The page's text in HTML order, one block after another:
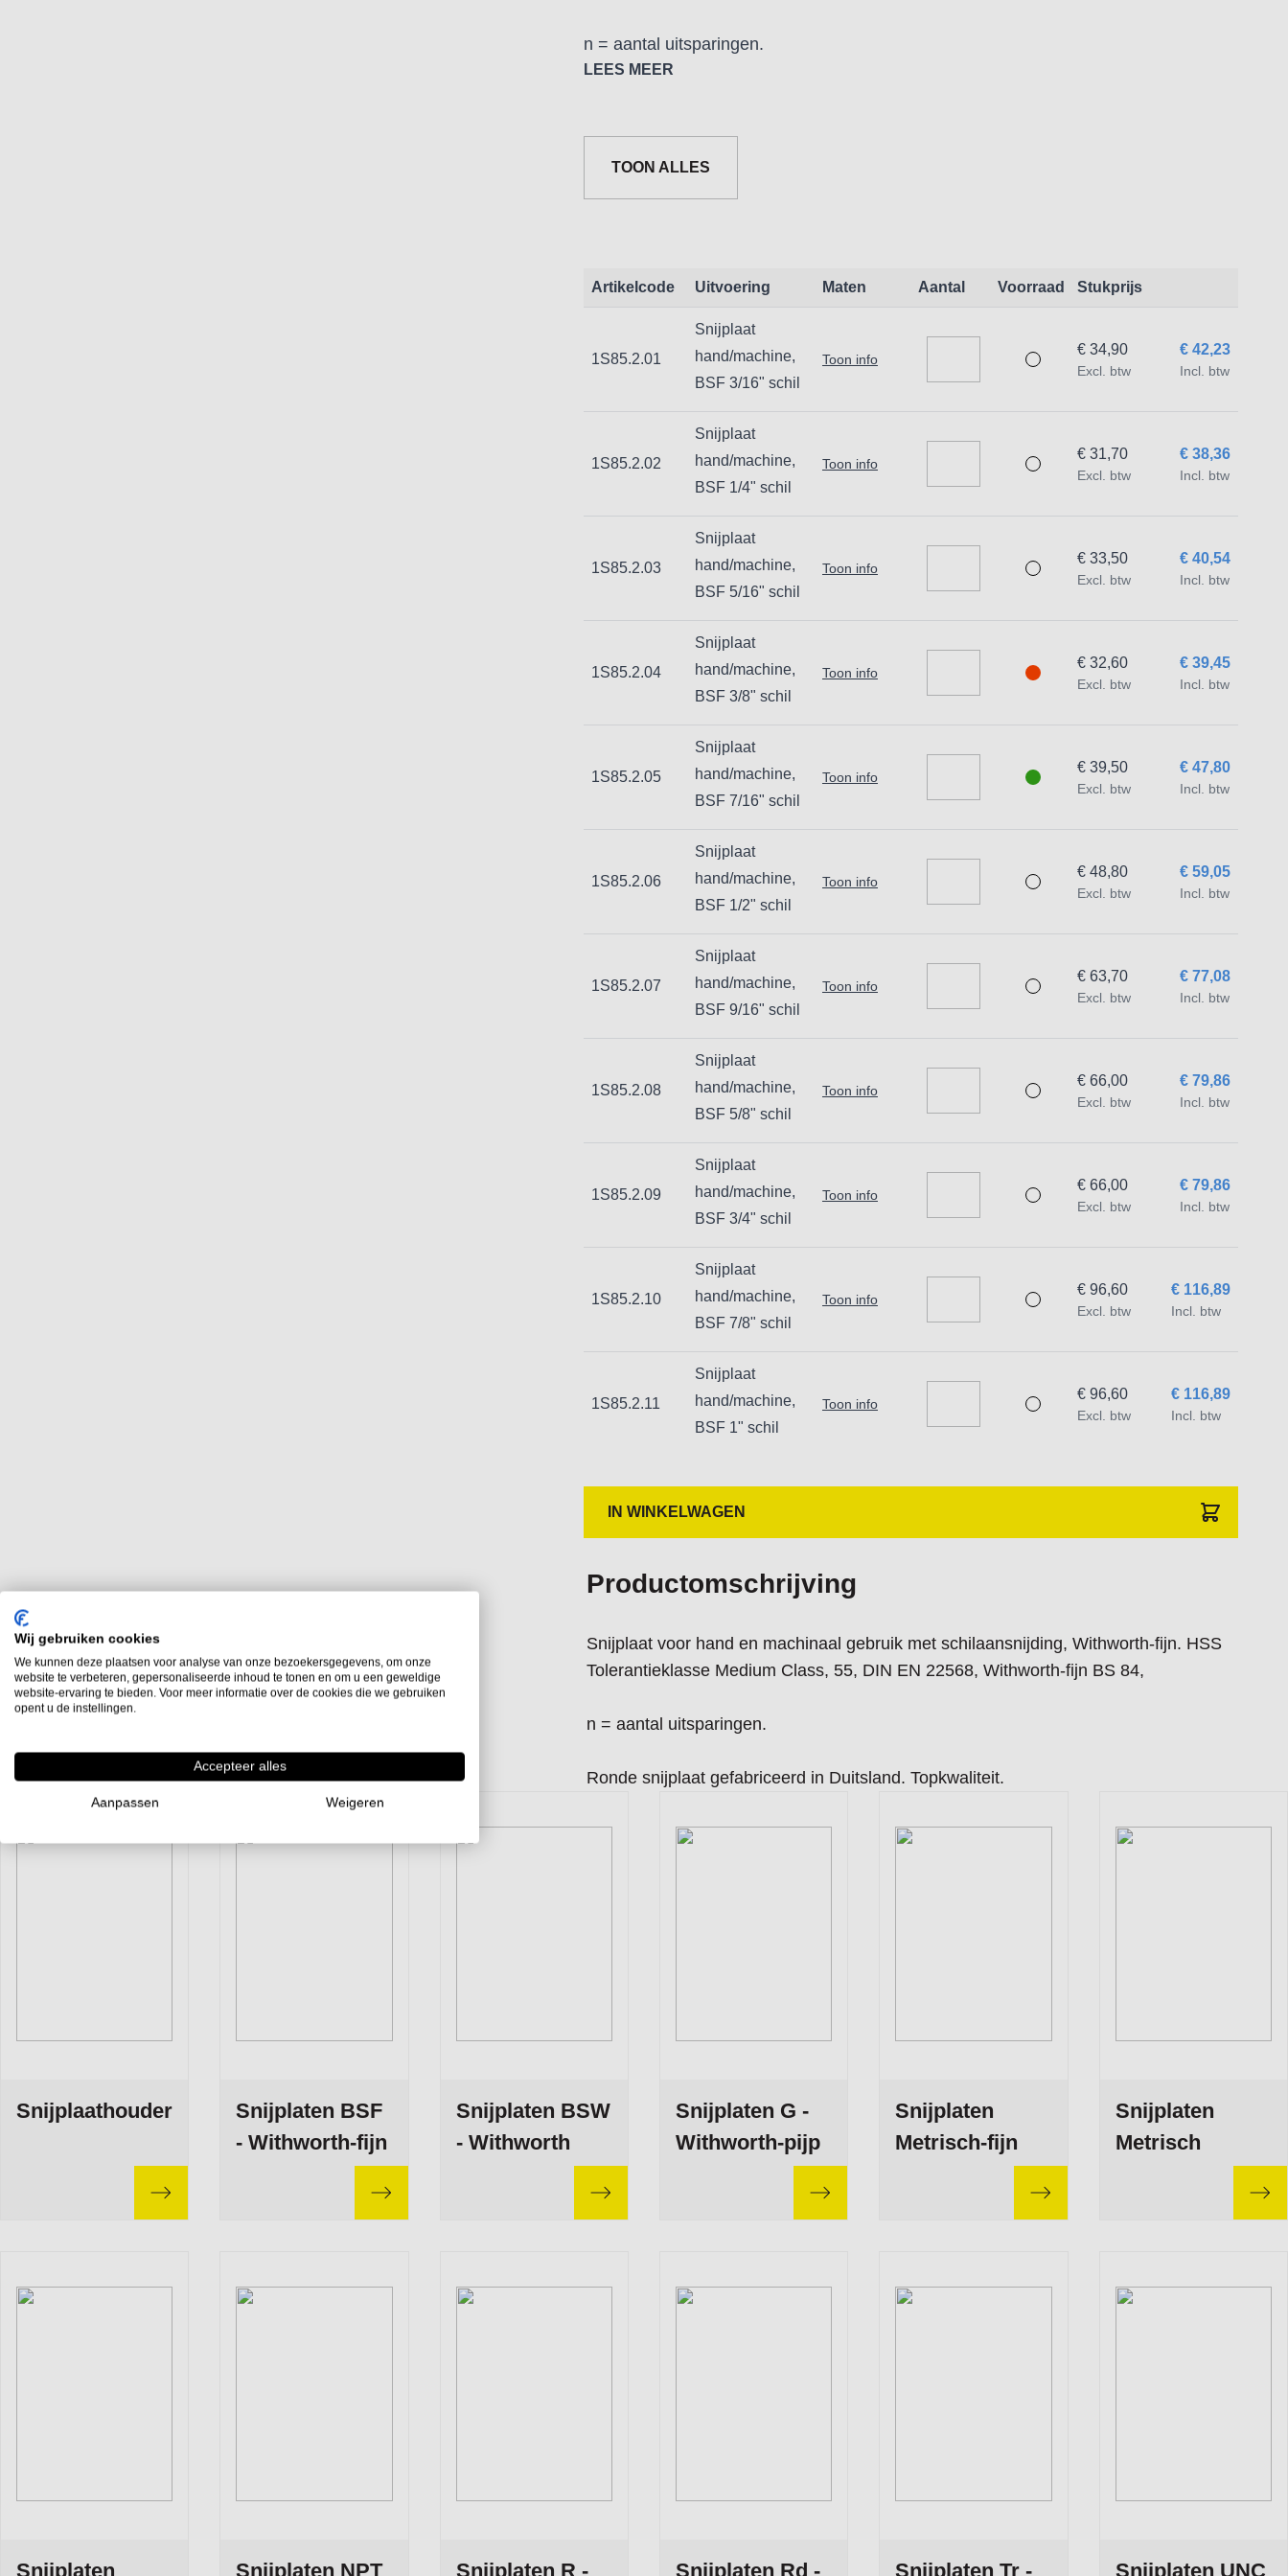
n = aantal uitsparingen.
LEES MEER
TOON ALLES
Artikelcode Uitvoering Maten Aantal Voorraad Stukprijs
1S85.2.01
Snijplaat
hand/machine,
BSF 3/16" schil
Toon info
€ 42,23
Incl. btw
€ 34,90
Excl. btw
1S85.2.02
Snijplaat
hand/machine,
BSF 1/4" schil
Toon info
€ 38,36
Incl. btw
€ 31,70
Excl. btw
1S85.2.03
Snijplaat
hand/machine,
BSF 5/16" schil
Toon info
€ 40,54
Incl. btw
€ 33,50
Excl. btw
1S85.2.04
Snijplaat
hand/machine,
BSF 3/8" schil
Toon info
€ 39,45
Incl. btw
€ 32,60
Excl. btw
1S85.2.05
Snijplaat
hand/machine,
BSF 7/16" schil
Toon info
€ 47,80
Incl. btw
€ 39,50
Excl. btw
1S85.2.06
Snijplaat
hand/machine,
BSF 1/2" schil
Toon info
€ 59,05
Incl. btw
€ 48,80
Excl. btw
1S85.2.07
Snijplaat
hand/machine,
BSF 9/16" schil
Toon info
€ 77,08
Incl. btw
€ 63,70
Excl. btw
1S85.2.08
Snijplaat
hand/machine,
BSF 5/8" schil
Toon info
€ 79,86
Incl. btw
€ 66,00
Excl. btw
1S85.2.09
Snijplaat
hand/machine,
BSF 3/4" schil
Toon info
€ 79,86
Incl. btw
€ 66,00
Excl. btw
1S85.2.10
Snijplaat
hand/machine,
BSF 7/8" schil
Toon info
€ 116,89
Incl. btw
€ 96,60
Excl. btw
1S85.2.11
Snijplaat
hand/machine,
BSF 1" schil
Toon info
€ 116,89
Incl. btw
€ 96,60
Excl. btw
IN WINKELWAGEN
Productomschrijving
Snijplaat voor hand en machinaal gebruik met schilaansnijding, Withworth-fijn. HSS
Tolerantieklasse Medium Class, 55, DIN EN 22568, Withworth-fijn BS 84,
n = aantal uitsparingen.
Ronde snijplaat gefabriceerd in Duitsland. Topkwaliteit.
Snijplaathouder
Snijplaten BSF
- Withworth-fijn
Snijplaten BSW
- Withworth
Snijplaten G -
Withworth-pijp
Snijplaten
Metrisch-fijn
Snijplaten
Metrisch
Snijplaten Snijplaten NPT Snijplaten R - Snijplaten Rd - Snijplaten Tr - Snijplaten UNC
Wij gebruiken cookies
We kunnen deze plaatsen voor analyse van onze bezoekersgegevens, om onze
website te verbeteren, gepersonaliseerde inhoud te tonen en om u een geweldige
website-ervaring te bieden. Voor meer informatie over de cookies die we gebruiken
opent u de instellingen.
Accepteer alles
Aanpassen Weigeren